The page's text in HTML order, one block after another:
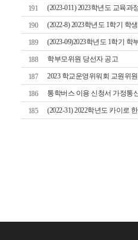
191 (2023-011) 2023학년도 교육
190 (2022-8) 2023학년도 1학기 학
189 (2023-09)2023학년도 1학기 학
188 학부모위원 당선자 공고
187 2023 학교운영위워회 교원위
186 통학버스 이용 신청서 가정통
185 (2022-31) 2022학년도 카이로